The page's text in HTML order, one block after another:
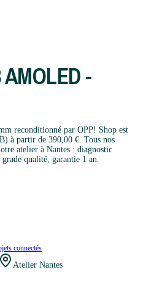
-
reconditionné par OPP! Shop est
à partir de 390,00 €. Tous nos
atelier à Nantes : diagnostic
qualité, garantie 1 an.
connectés
Atelier Nantes